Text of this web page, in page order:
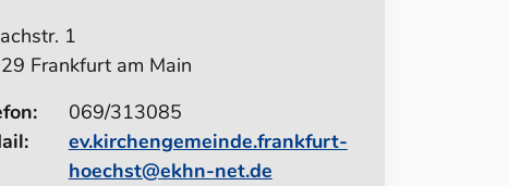
1
Frankfurt am Main
069/313085
ev.kirchengemeinde.frankfurt-
hoechst@ekhn-net.de